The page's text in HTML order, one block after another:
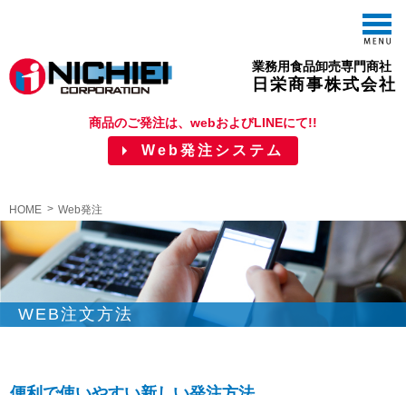
業務用食品卸売専門商社
日栄商事株式会社
商品のご発注は、webおよびLINEにて!!
Web発注システム
HOME Web発注
WEB注文方法